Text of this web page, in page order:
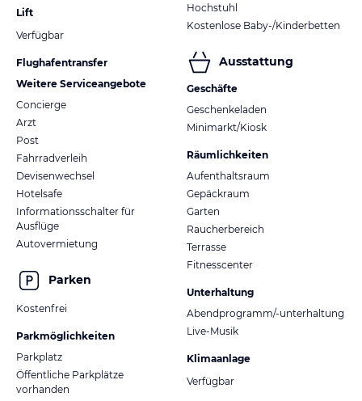
Lift
Verfügbar
Flughafentransfer
Weitere Serviceangebote
Concierge
Arzt
Post
Fahrradverleih
Devisenwechsel
Hotelsafe
Informationsschalter für
Ausflüge
Autovermietung
Parken
Kostenfrei
Parkmöglichkeiten
Parkplatz
Öffentliche Parkplätze
vorhanden
Hochstuhl
Kostenlose Baby-/Kinderbetten
Ausstattung
Geschäfte
Geschenkeladen
Minimarkt/Kiosk
Räumlichkeiten
Aufenthaltsraum
Gepäckraum
Garten
Raucherbereich
Terrasse
Fitnesscenter
Unterhaltung
Abendprogramm/-unterhaltung
Live-Musik
Klimaanlage
Verfügbar